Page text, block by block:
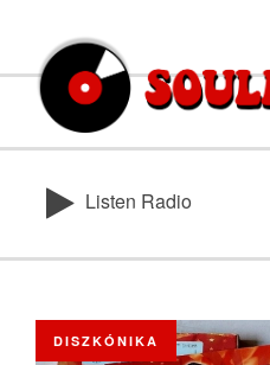
Listen Radio
DISZKÓNIKA